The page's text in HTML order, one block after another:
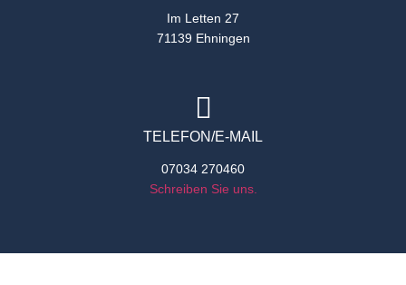
Im Letten 27
71139 Ehningen
TELEFON/E-MAIL
07034 270460
Schreiben Sie uns.